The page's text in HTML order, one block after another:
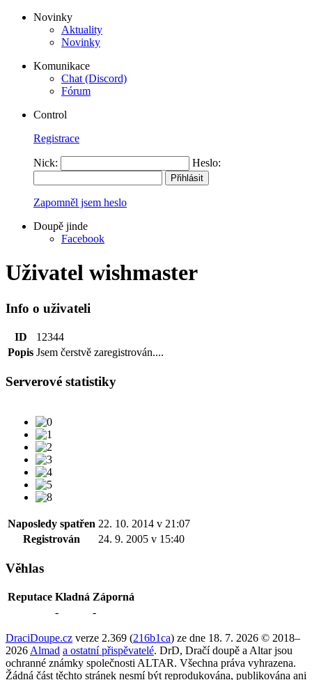
Novinky
Aktuality
Novinky
Komunikace
Chat (Discord)
Fórum
Control
Registrace
Nick: Heslo:
Zapomněl jsem heslo
Doupě jinde
Facebook
Uživatel wishmaster
Info o uživateli
ID
12344
Popis Jsem čerstvě zaregistrován....
Serverové statistiky
Naposledy spatřen 22. 10. 2014 v 21:07
Registrován
24. 9. 2005 v 15:40
Věhlas
Reputace Kladná Záporná
-
-
DraciDoupe.cz verze 2.369 (216b1ca) ze dne 18. 7. 2026 © 2018–
2026 Almad a ostatní přispěvatelé. DrD, Dračí doupě a Altar jsou
ochranné známky společnosti ALTAR. Všechna práva vyhrazena.
Žádná část těchto stránek nesmí být reprodukována, publikována ani